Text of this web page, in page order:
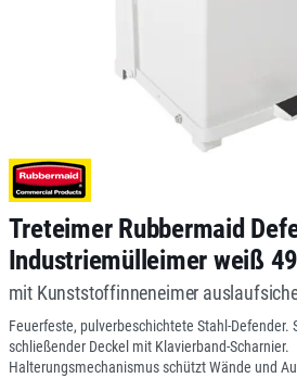
Treteimer Rubbermaid
Industriemülleimer weiß
mit Kunststoffinneneimer
Feuerfeste, pulverbeschichtete Stahl-Defender.
schließender Deckel mit Klavierband-Scharnier.
Halterungsmechanismus schützt Wände und